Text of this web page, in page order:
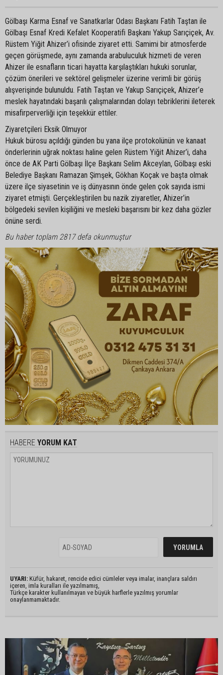
Gölbaşı Karma Esnaf ve Sanatkarlar Odası Başkanı Fatih Taştan ile
Gölbaşı Esnaf Kredi Kefalet Kooperatifi Başkanı Yakup Sarıçiçek, Av.
Rüstem Yiğit Ahizer’i ofisinde ziyaret etti. Samimi bir atmosferde
geçen görüşmede, aynı zamanda arabuluculuk hizmeti de veren
Ahizer ile esnafların ticari hayatta karşılaştıkları hukuki sorunlar,
çözüm önerileri ve sektörel gelişmeler üzerine verimli bir görüş
alışverişinde bulunuldu. Fatih Taştan ve Yakup Sarıçiçek, Ahizer’e
meslek hayatındaki başarılı çalışmalarından dolayı tebriklerini ileterek
misafirperverliği için teşekkür ettiler.
Ziyaretçileri Eksik Olmuyor
Hukuk bürosu açıldığı günden bu yana ilçe protokolünün ve kanaat
önderlerinin uğrak noktası haline gelen Rüstem Yiğit Ahizer’i, daha
önce de AK Parti Gölbaşı İlçe Başkanı Selim Akceylan, Gölbaşı eski
Belediye Başkanı Ramazan Şimşek, Gökhan Koçak ve başta olmak
üzere ilçe siyasetinin ve iş dünyasının önde gelen çok sayıda ismi
ziyaret etmişti. Gerçekleştirilen bu nazik ziyaretler, Ahizer’in
bölgedeki sevilen kişiliğini ve mesleki başarısını bir kez daha gözler
önüne serdi.
Bu haber toplam 2817 defa okunmuştur
HABERE YORUM KAT
UYARI: Küfür, hakaret, rencide edici cümleler veya imalar, inançlara saldırı
içeren, imla kuralları ile yazılmamış,
Türkçe karakter kullanılmayan ve büyük harflerle yazılmış yorumlar
onaylanmamaktadır.